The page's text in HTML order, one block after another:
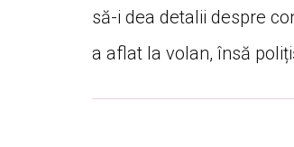
să-i dea detalii despre
a aflat la volan, însă